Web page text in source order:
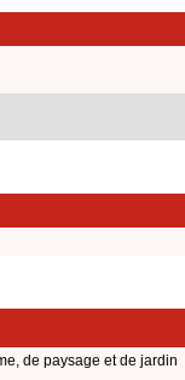
de paysage et de jardin